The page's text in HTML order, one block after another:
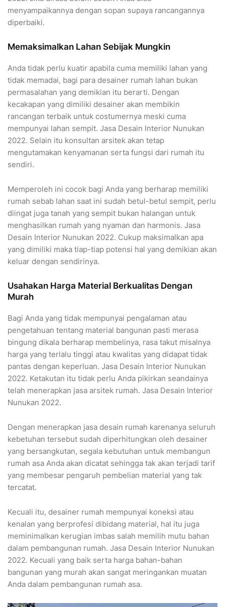
menyampaikannya dengan sopan supaya rancangannya
diperbaiki.
Memaksimalkan Lahan Sebijak Mungkin
Anda tidak perlu kuatir apabila cuma memiliki lahan yang
tidak memadai, bagi para desainer rumah lahan bukan
permasalahan yang demikian itu berarti. Dengan
kecakapan yang dimiliki desainer akan membikin
rancangan terbaik untuk costumernya meski cuma
mempunyai lahan sempit. Jasa Desain Interior Nunukan
2022. Selain itu konsultan arsitek akan tetap
mengutamakan kenyamanan serta fungsi dari rumah itu
sendiri.
Memperoleh ini cocok bagi Anda yang berharap memiliki
rumah sebab lahan saat ini sudah betul-betul sempit, perlu
diingat juga tanah yang sempit bukan halangan untuk
menghasilkan rumah yang nyaman dan harmonis. Jasa
Desain Interior Nunukan 2022. Cukup maksimalkan apa
yang dimiliki maka tiap-tiap potensi hal yang demikian akan
keluar dengan sendirinya.
Usahakan Harga Material Berkualitas Dengan
Murah
Bagi Anda yang tidak mempunyai pengalaman atau
pengetahuan tentang material bangunan pasti merasa
bingung dikala berharap membelinya, rasa takut misalnya
harga yang terlalu tinggi atau kwalitas yang didapat tidak
pantas dengan keperluan. Jasa Desain Interior Nunukan
2022. Ketakutan itu tidak perlu Anda pikirkan seandainya
telah menerapkan jasa arsitek rumah. Jasa Desain Interior
Nunukan 2022.
Dengan menerapkan jasa desain rumah karenanya seluruh
kebetuhan tersebut sudah diperhitungkan oleh desainer
yang bersangkutan, segala kebutuhan untuk membangun
rumah asa Anda akan dicatat sehingga tak akan terjadi tarif
yang membesar pengaruh pembelian material yang tak
tercatat.
Kecuali itu, desainer rumah mempunyai koneksi atau
kenalan yang berprofesi dibidang material, hal itu juga
meminimalkan kerugian imbas salah memilih mutu bahan
dalam pembangunan rumah. Jasa Desain Interior Nunukan
2022. Kecuali yang baik serta harga bahan-bahan
bangunan yang murah akan sangat meringankan muatan
Anda dalam pembangunan rumah asa.